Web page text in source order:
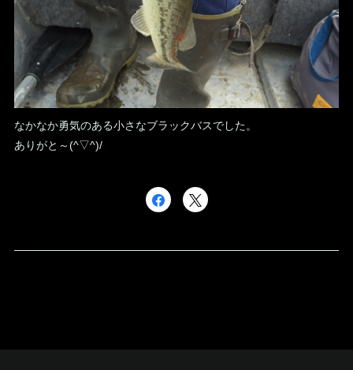
なかなか勇気のある小さなブラックバスでした。
ありがと～(^▽^)/